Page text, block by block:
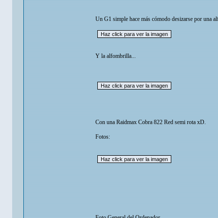
Un G1 simple hace más cómodo desizarse por una
Y la alfombrilla...
Con una Raidmax Cobra 822 Red semi rota xD.
Fotos: